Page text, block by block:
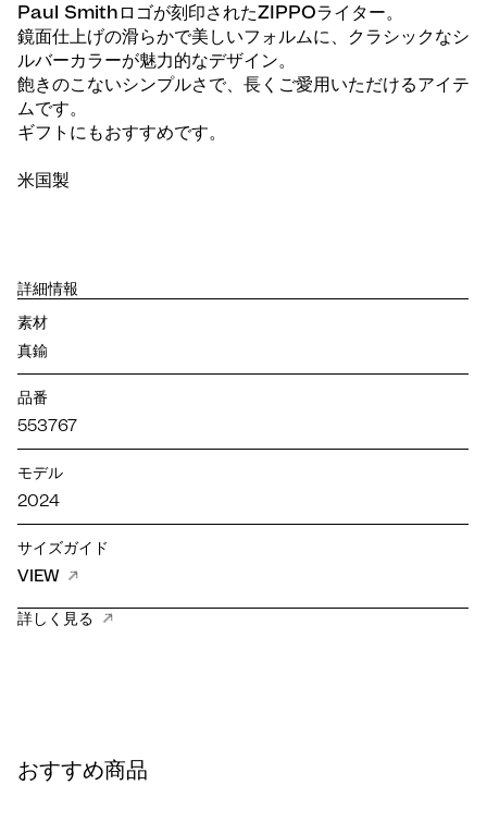
Paul Smithロゴが刻印されたZIPPOライター。
鏡面仕上げの滑らかで美しいフォルムに、クラシックなシ
ルバーカラーが魅力的なデザイン。
飽きのこないシンプルさで、長くご愛用いただけるアイテ
ムです。
ギフトにもおすすめです。
米国製
詳細情報
素材
真鍮
品番
553767
モデル
2024
サイズガイド
VIEW
詳しく見る
おすすめ商品